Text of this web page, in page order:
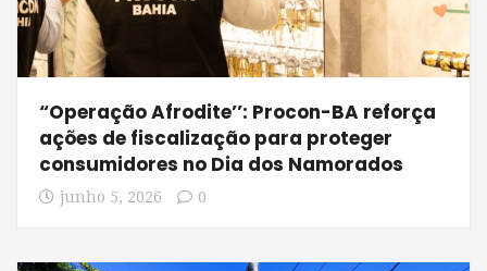
“Operação Afrodite’’: Procon-BA reforça
ações de fiscalização para proteger
consumidores no Dia dos Namorados
junho 5, 2026 0